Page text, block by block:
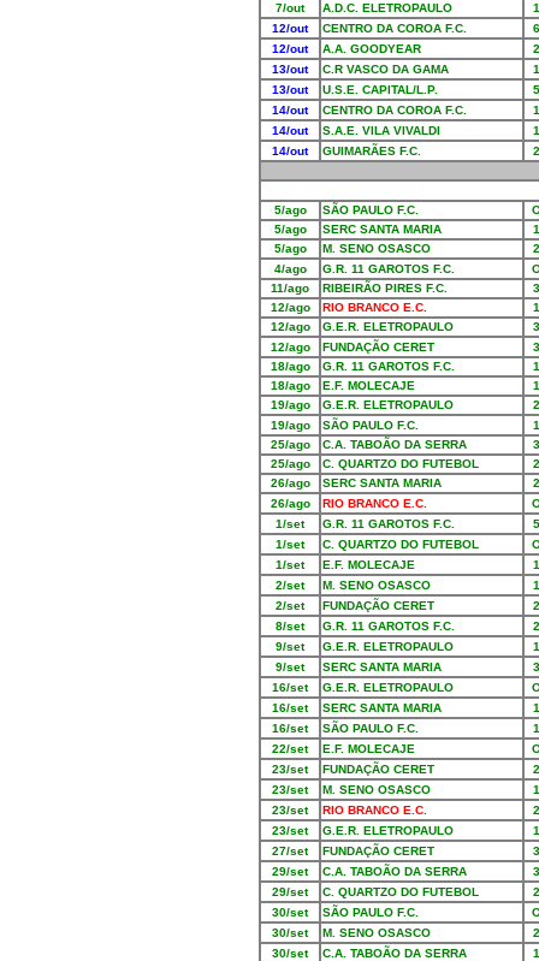
7/out
A.D.C. ELETROPAULO
1
12/out
CENTRO DA COROA F.C.
6
12/out
A.A. GOODYEAR
2
13/out
C.R VASCO DA GAMA
1
13/out
U.S.E. CAPITAL/L.P.
5
14/out
CENTRO DA COROA F.C.
1
14/out
S.A.E. VILA VIVALDI
1
14/out
GUIMARÃES F.C. 2
5/ago SÃO PAULO F.C.
5/ago
SERC SANTA MARIA
1
5/ago
M. SENO OSASCO
2
4/ago
G.R. 11 GAROTOS F.C.
11/ago
RIBEIRÃO PIRES F.C.
3
12/ago
RIO BRANCO E.C.
1
12/ago
G.E.R. ELETROPAULO
3
12/ago
FUNDAÇÃO CERET
3
18/ago
G.R. 11 GAROTOS F.C.
1
18/ago
E.F. MOLECAJE
1
19/ago
G.E.R. ELETROPAULO
2
19/ago
SÃO PAULO F.C.
1
25/ago
C.A. TABOÃO DA SERRA
3
25/ago
C. QUARTZO DO FUTEBOL
2
26/ago
SERC SANTA MARIA
2
26/ago
RIO BRANCO E.C.
1/set
G.R. 11 GAROTOS F.C.
5
1/set
C. QUARTZO DO FUTEBOL
1/set
E.F. MOLECAJE
1
2/set
M. SENO OSASCO
1
2/set
FUNDAÇÃO CERET
2
8/set
G.R. 11 GAROTOS F.C.
2
9/set
G.E.R. ELETROPAULO
1
9/set
SERC SANTA MARIA
3
16/set
G.E.R. ELETROPAULO
16/set
SERC SANTA MARIA
1
16/set
SÃO PAULO F.C.
1
22/set
E.F. MOLECAJE
23/set
FUNDAÇÃO CERET
2
23/set
M. SENO OSASCO
1
23/set
RIO BRANCO E.C.
2
23/set
G.E.R. ELETROPAULO
1
27/set
FUNDAÇÃO CERET
3
29/set
C.A. TABOÃO DA SERRA
3
29/set
C. QUARTZO DO FUTEBOL
2
30/set
SÃO PAULO F.C.
30/set
M. SENO OSASCO
2
30/set
C.A. TABOÃO DA SERRA
1